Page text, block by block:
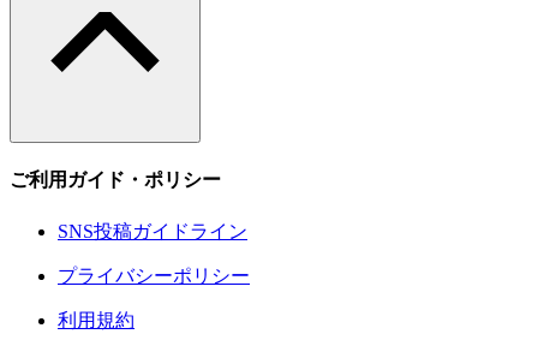
ご利用ガイド・ポリシー
SNS投稿ガイドライン
プライバシーポリシー
利用規約